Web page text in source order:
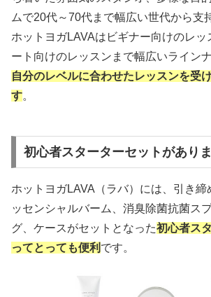
ムで20代～70代まで幅広い世代から支
ホットヨガLAVAはビギナー向けのレ
ート向けのレッスンまで幅広いライン
自分のレベルに合わせたレッスンを受
す。
初心者スターターセットがあり
ホットヨガLAVA（ラバ）には、引き締
ッセンシャルバーム、消臭除菌抗菌ス
グ、ケースがセットとなった初心者ス
ってとっても便利 です。